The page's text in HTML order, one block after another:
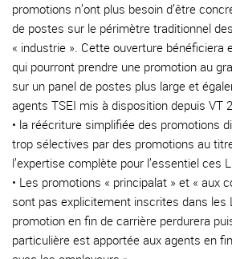
promotions n’ont plus besoin d’être
de postes sur le périmètre traditionnel
« industrie ». Cette ouverture bénéficiera
qui pourront prendre une promotion au
sur un panel de postes plus large et
agents TSEI mis à disposition depuis VT
• la réécriture simplifiée des promotions
trop sélectives par des promotions au
l’expertise complète pour l’essentiel ces
• Les promotions « principalat » et « aux
sont pas explicitement inscrites dans les
promotion en fin de carrière perdurera
particulière est apportée aux agents en